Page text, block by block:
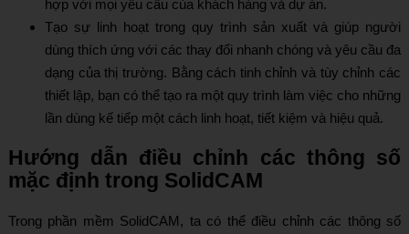
hợp với mọi yêu cầu của khách hàng và dự án.
Tạo sự linh hoạt trong quy trình sản xuất và giúp người
dùng thích ứng với các thay đổi nhanh chóng và yêu cầu đa
dạng của thị trường. Bằng cách tinh chỉnh và tùy chỉnh các
thiết lập, bạn có thể tạo ra một quy trình làm việc cho những
lần dùng kế tiếp một cách linh hoạt, tiết kiệm và hiệu quả.
Hướng dẫn điều chỉnh các thông số
mặc định trong SolidCAM
Trong phần mềm SolidCAM, ta có thể điều chỉnh các thông số